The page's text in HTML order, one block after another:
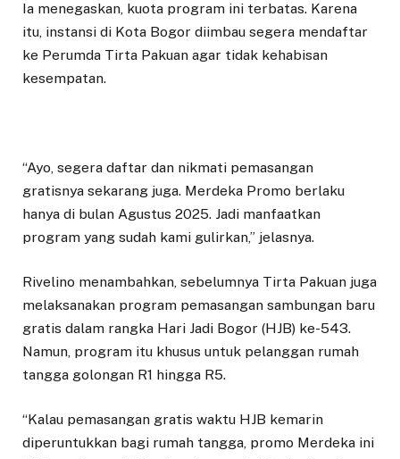
Ia menegaskan, kuota program ini terbatas. Karena
itu, instansi di Kota Bogor diimbau segera mendaftar
ke Perumda Tirta Pakuan agar tidak kehabisan
kesempatan.
“Ayo, segera daftar dan nikmati pemasangan
gratisnya sekarang juga. Merdeka Promo berlaku
hanya di bulan Agustus 2025. Jadi manfaatkan
program yang sudah kami gulirkan,” jelasnya.
Rivelino menambahkan, sebelumnya Tirta Pakuan juga
melaksanakan program pemasangan sambungan baru
gratis dalam rangka Hari Jadi Bogor (HJB) ke-543.
Namun, program itu khusus untuk pelanggan rumah
tangga golongan R1 hingga R5.
“Kalau pemasangan gratis waktu HJB kemarin
diperuntukkan bagi rumah tangga, promo Merdeka ini